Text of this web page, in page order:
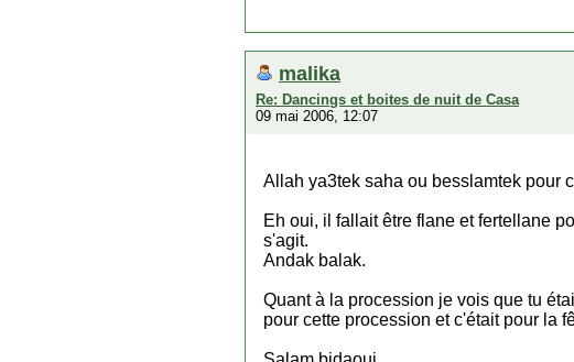
malika
Re: Dancings et boites de nuit de Casa
09 mai 2006, 12:07
Allah ya3tek saha ou besslamtek pour
Eh oui, il fallait être flane et fertellane
s'agit.
Andak balak.
Quant à la procession je vois que tu
pour cette procession et c'était pour la